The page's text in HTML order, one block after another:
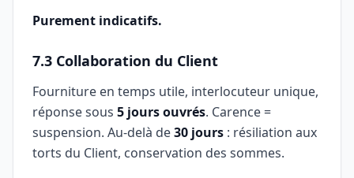
Purement indicatifs.
7.3 Collaboration du Client
Fourniture en temps utile, interlocuteur unique,
réponse sous 5 jours ouvrés. Carence =
suspension. Au-delà de30 jours : résiliation aux
torts du Client, conservation des sommes.